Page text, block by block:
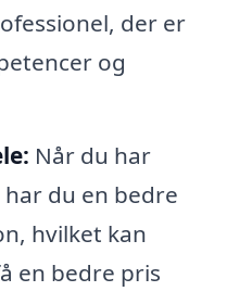
der er
og
Når du har
du en bedre
hvilket kan
en bedre pris